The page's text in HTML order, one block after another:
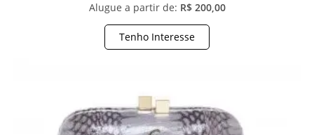
Alugue a partir de: R$ 200,00
Tenho Interesse